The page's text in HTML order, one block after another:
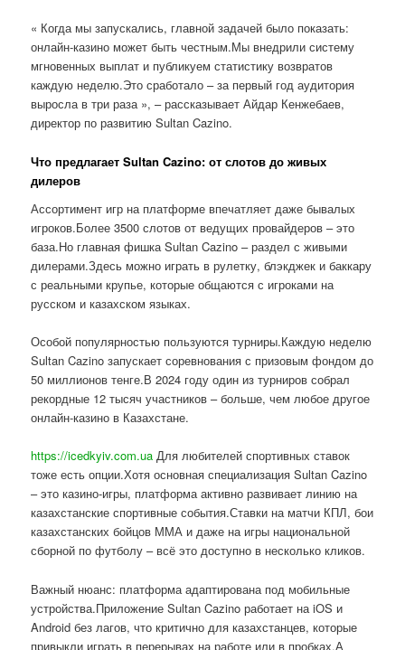
« Когда мы запускались, главной задачей было показать:
онлайн-казино может быть честным.Мы внедрили систему
мгновенных выплат и публикуем статистику возвратов
каждую неделю.Это сработало – за первый год аудитория
выросла в три раза », – рассказывает Айдар Кенжебаев,
директор по развитию Sultan Cazino.
Что предлагает Sultan Cazino: от слотов до живых
дилеров
Ассортимент игр на платформе впечатляет даже бывалых
игроков.Более 3500 слотов от ведущих провайдеров – это
база.Но главная фишка Sultan Cazino – раздел с живыми
дилерами.Здесь можно играть в рулетку, блэкджек и баккару
с реальными крупье, которые общаются с игроками на
русском и казахском языках.
Особой популярностью пользуются турниры.Каждую неделю
Sultan Cazino запускает соревнования с призовым фондом до
50 миллионов тенге.В 2024 году один из турниров собрал
рекордные 12 тысяч участников – больше, чем любое другое
онлайн-казино в Казахстане.
https://icedkyiv.com.ua Для любителей спортивных ставок
тоже есть опции.Хотя основная специализация Sultan Cazino
– это казино-игры, платформа активно развивает линию на
казахстанские спортивные события.Ставки на матчи КПЛ, бои
казахстанских бойцов ММА и даже на игры национальной
сборной по футболу – всё это доступно в несколько кликов.
Важный нюанс: платформа адаптирована под мобильные
устройства.Приложение Sultan Cazino работает на iOS и
Android без лагов, что критично для казахстанцев, которые
привыкли играть в перерывах на работе или в пробках.А